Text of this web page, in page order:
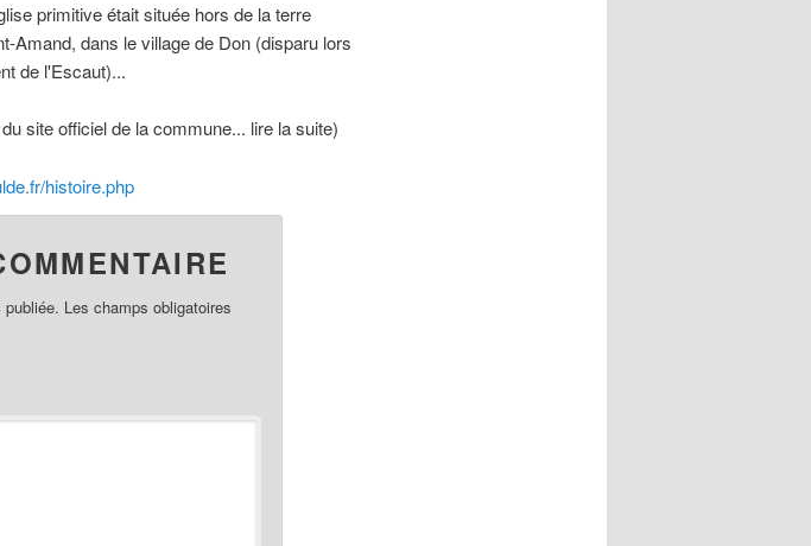
primitive était située hors de la terre
Amand, dans le village de Don (disparu lors
de l'Escaut)...
site officiel de la commune... lire la suite)
histoire.php
Les champs obligatoires